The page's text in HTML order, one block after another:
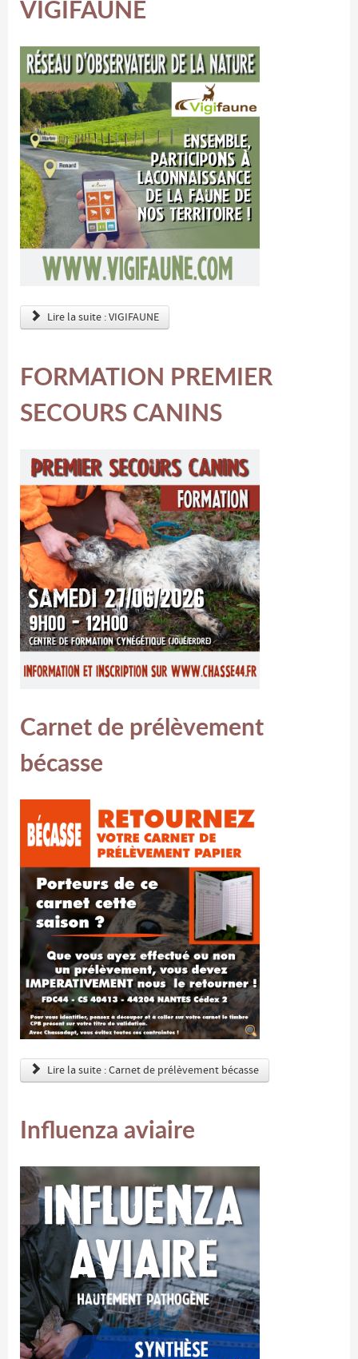
VIGIFAUNE
Lire la suite : VIGIFAUNE
FORMATION PREMIER
SECOURS CANINS
Carnet de prélèvement
bécasse
Lire la suite : Carnet de prélèvement bécasse
Influenza aviaire